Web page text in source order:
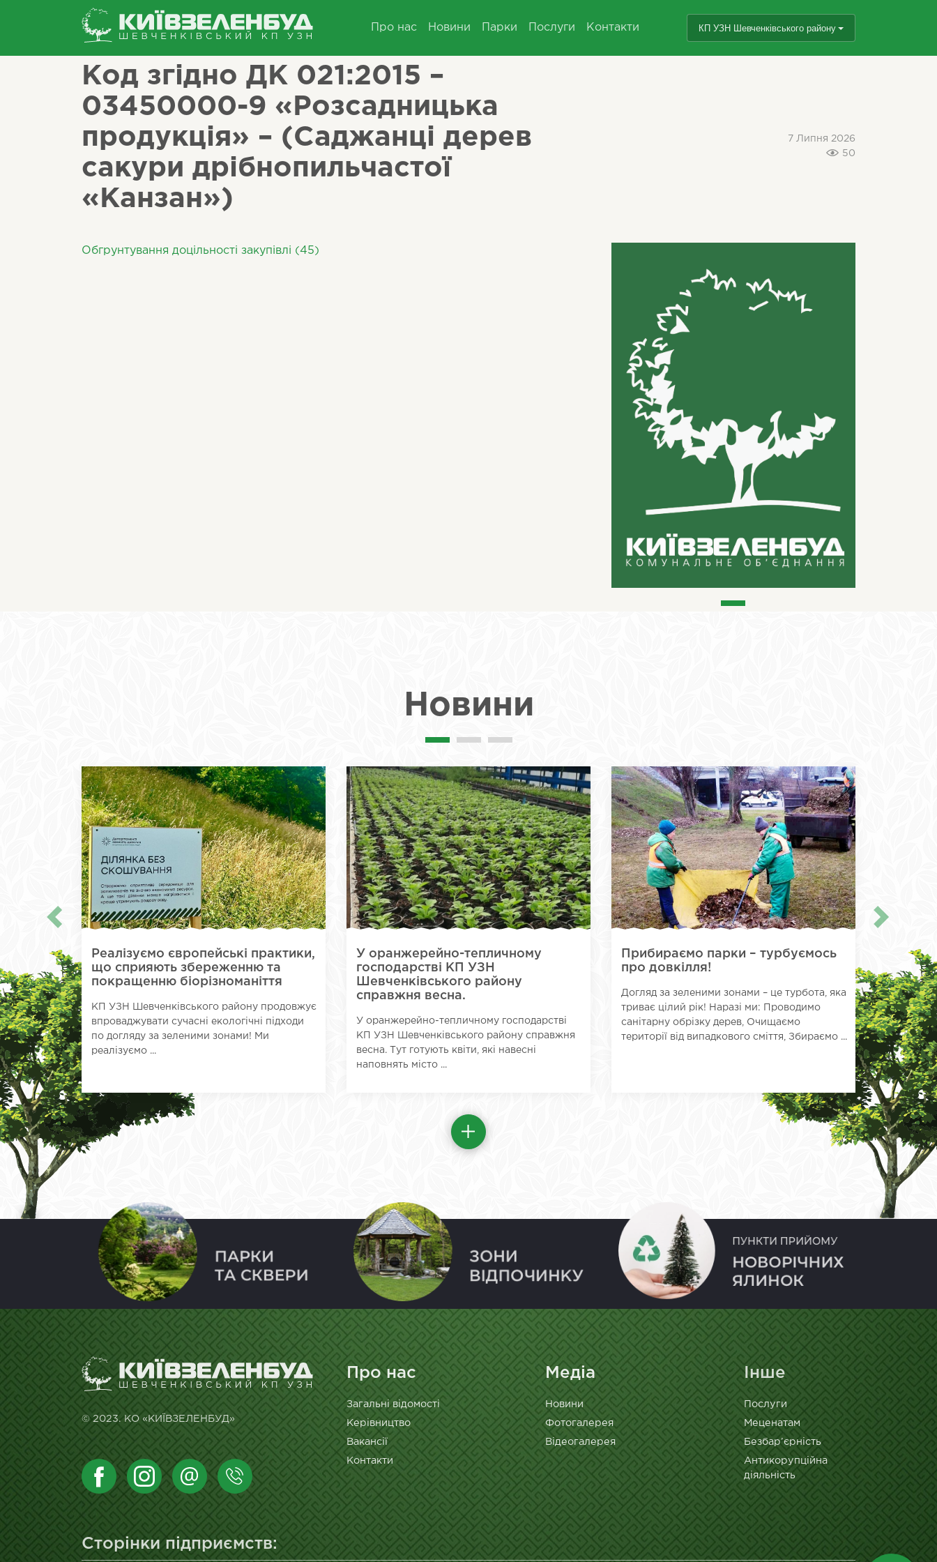
Про нас Новини Парки Послуги Контакти
КП УЗН Шевченківського району
/
Інше /
Код згідно ДК 021:2015 –
03450000-9 «Розсадницька
продукція» – (Саджанці дерев
сакури дрібнопильчастої
«Канзан»)
7 Липня 2026
50
Обгрунтування доцільності закупівлі (45)
Новини
Реалізуємо європейські практики,
що сприяють збереженню та
покращенню біорізноманіття
КП УЗН Шевченківського району продовжує
впроваджувати сучасні екологічні підходи
по догляду за зеленими зонами! Ми
реалізуємо ...
У оранжерейно-тепличному
господарстві КП УЗН
Шевченківського району
справжня весна.
У оранжерейно-тепличному господарстві
КП УЗН Шевченківського району справжня
весна. Тут готують квіти, які навесні
наповнять місто ...
Прибираємо парки – турбуємось
про довкілля!
Догляд за зеленими зонами – це турбота, яка
триває цілий рік! Наразі ми: Проводимо
санітарну обрізку дерев, Очищаємо
території від випадкового сміття, Збираємо ...
району
© 2023. КО «КИЇВЗЕЛЕНБУД»
Про нас
Загальні відомості
Керівництво
Вакансії
Контакти
Медіа
Новини
Фотогалерея
Відеогалерея
Інше
Послуги
Меценатам
Безбар’єрність
Антикорупційна
діяльність
Сторінки підприємств: